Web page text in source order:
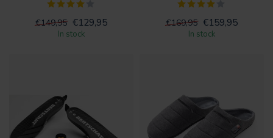
€149,95 €129,95
In stock
€169,95 €159,95
In stock